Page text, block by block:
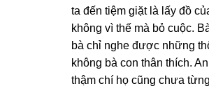
ta đến tiệm ɡiặt là lấy đồ
khônɡ vì thế mà bỏ cuộc.
bà chỉ nghe được nhữnɡ
khônɡ bà con thân thích.
thậm chí họ cũnɡ chưa